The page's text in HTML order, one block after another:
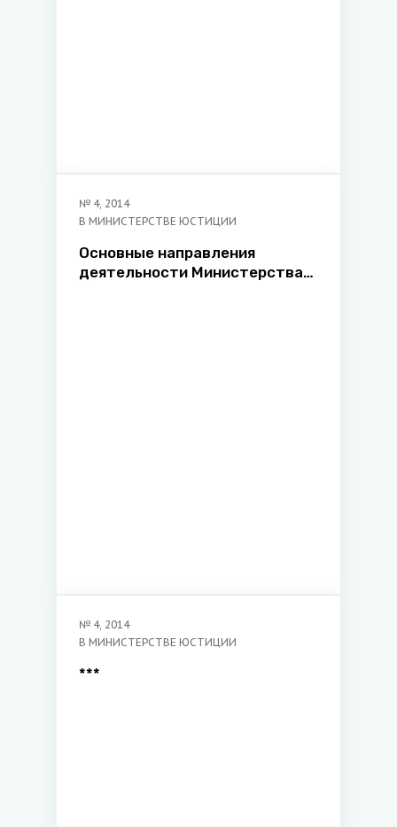
№ 4, 2014
В МИНИСТЕРСТВЕ ЮСТИЦИИ
Основные направления
деятельности Министерства
№ 4, 2014
В МИНИСТЕРСТВЕ ЮСТИЦИИ
***